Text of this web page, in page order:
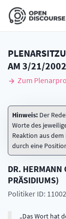
AM 3/21/2002
Zum
Hinweis: Der
Worte des
Reaktion aus
durch eine
DR. HERMANN
PRÄSIDIUMS)
Politiker ID:
Das Wort hat